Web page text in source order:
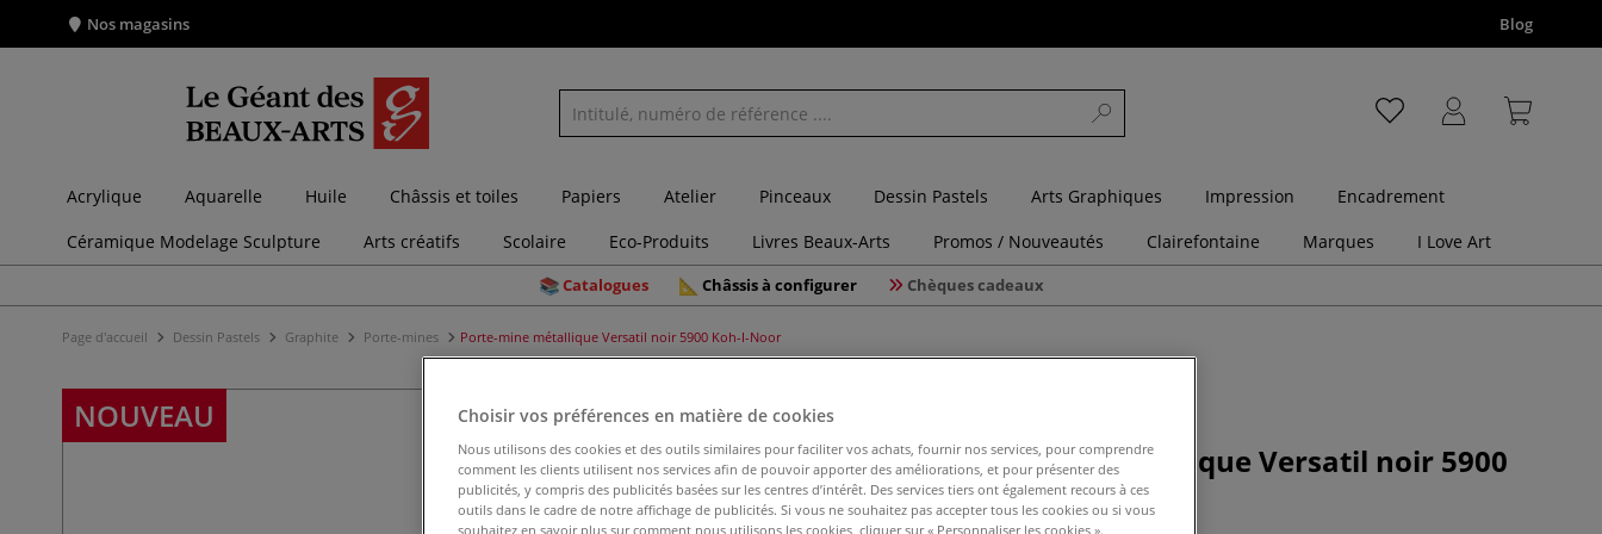
Nos magasins Blog
Acrylique Aquarelle Huile Châssis et toiles Papiers Atelier Pinceaux Dessin Pastels Arts Graphiques Impression
Encadrement
Céramique Modelage Sculpture
Arts créatifs Scolaire Eco-Produits Livres Beaux-Arts Promos / Nouveautés Clairefontaine Marques I Love Art
Catalogues Châssis à configurer Chèques cadeaux
Page d'accueil Dessin Pastels Graphite Porte-mines Porte-mine métallique Versatil noir 5900 Koh-I-Noor
NOUVEAU
Porte-mine métallique Versatil noir 5900
Koh-I-Noor
Choisir vos préférences en matière de cookies
Nous utilisons des cookies et des outils similaires pour faciliter vos achats, fournir nos services, pour comprendre
comment les clients utilisent nos services afin de pouvoir apporter des améliorations, et pour présenter des
publicités, y compris des publicités basées sur les centres d’intérêt. Des services tiers ont également recours à ces
outils dans le cadre de notre affichage de publicités. Si vous ne souhaitez pas accepter tous les cookies ou si vous
souhaitez en savoir plus sur comment nous utilisons les cookies, cliquer sur « Personnaliser les cookies ».